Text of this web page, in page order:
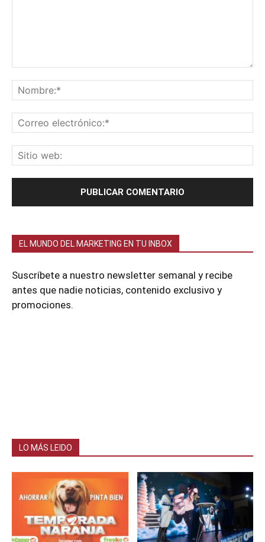
EL MUNDO DEL MARKETING EN TU INBOX
Suscríbete a nuestro newsletter semanal y recibe
antes que nadie noticias, contenido exclusivo y
promociones.
LO MÁS LEIDO